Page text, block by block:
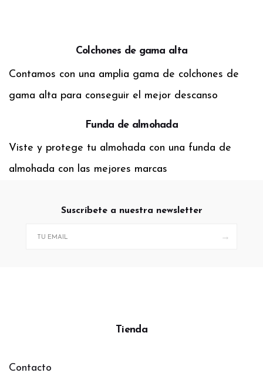
Colchones de gama alta
Contamos con una amplia gama de colchones de
gama alta para conseguir el mejor descanso
Funda de almohada
Viste y protege tu almohada con una funda de
almohada con las mejores marcas
Suscríbete a nuestra newsletter
→
Tienda
Contacto